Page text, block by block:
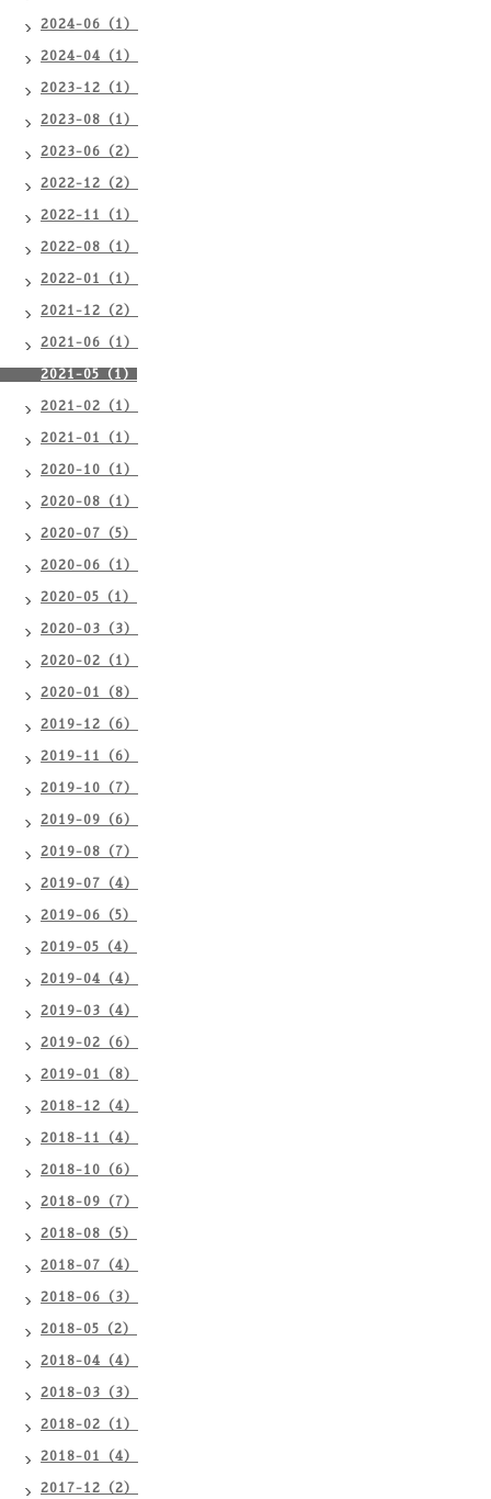
2024-06（1）
2024-04（1）
2023-12（1）
2023-08（1）
2023-06（2）
2022-12（2）
2022-11（1）
2022-08（1）
2022-01（1）
2021-12（2）
2021-06（1）
2021-05（1）
2021-02（1）
2021-01（1）
2020-10（1）
2020-08（1）
2020-07（5）
2020-06（1）
2020-05（1）
2020-03（3）
2020-02（1）
2020-01（8）
2019-12（6）
2019-11（6）
2019-10（7）
2019-09（6）
2019-08（7）
2019-07（4）
2019-06（5）
2019-05（4）
2019-04（4）
2019-03（4）
2019-02（6）
2019-01（8）
2018-12（4）
2018-11（4）
2018-10（6）
2018-09（7）
2018-08（5）
2018-07（4）
2018-06（3）
2018-05（2）
2018-04（4）
2018-03（3）
2018-02（1）
2018-01（4）
2017-12（2）